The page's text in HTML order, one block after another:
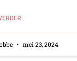
mei 23, 2024